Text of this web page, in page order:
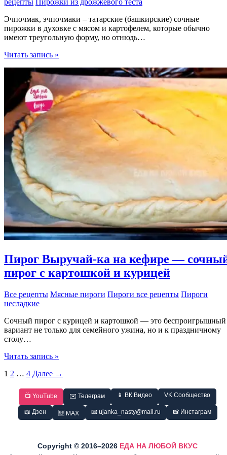
Эчпочмак, эчпочмаки – татарские (башкирские) сочные
пирожки в духовке с мясом и картофелем, которые обычно
имеют треугольную форму, но отнюдь…
Татарские
Эчпочмак
Читать запись »
Пирог Выручай-ка на кефире —
пирог с картошкой и курицей
Все рецепты Мясные пироги Пироги все рецепты Пироги
несладкие
Сочный пирог с курицей и картошкой — это беспроигрышный
вариант не только для семейного ужина, но и к праздничному
столу…
Пирог
ка
кефире
сочный
пирог
Читать запись »
1 2 … 4 Далее →
📺 YouTube ✉️ Телеграм 📱 ВК Видео VK Сообщество
📖 Дзен 🆕 MAX 📧 ujanka_nasty@mail.ru 📸 Инстаграм
Copyright © 2016–2026 ЕДА НА ЛЮБОЙ ВКУС